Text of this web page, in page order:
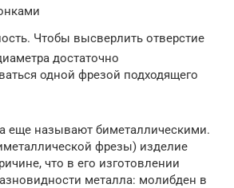
Чтобы высверлить отверстие
достаточно
одной фрезой подходящего
еще называют биметаллическими.
фрезы) изделие
что в его изготовлении
металла: молибден в